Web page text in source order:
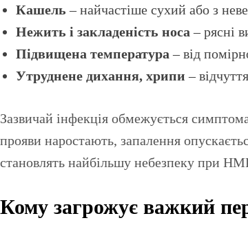
Кашель – найчастіше сухий або з
Нежить і закладеність носа – рясні
Підвищена температура – від
Утруднене дихання, хрипи –
Зазвичай інфекція обмежується
прояви наростають, запалення
становлять найбільшу небезпеку при
Кому загрожує важкий